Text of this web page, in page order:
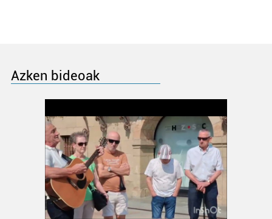
Azken bideoak